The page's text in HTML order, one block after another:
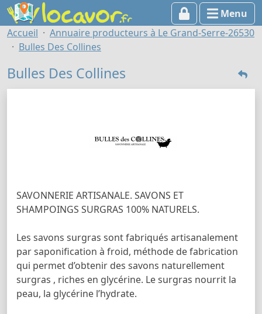
Menu
Accueil
Annuaire producteurs à Le Grand-Serre-26530
Bulles Des Collines
Bulles Des Collines
SAVONNERIE ARTISANALE. SAVONS ET
SHAMPOINGS SURGRAS 100% NATURELS.
Les savons surgras sont fabriqués artisanalement
par saponification à froid, méthode de fabrication
qui permet d’obtenir des savons naturellement
surgras , riches en glycérine. Le surgras nourrit la
peau, la glycérine l’hydrate.